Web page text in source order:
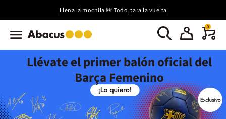
Llena la mochila 🎒 Todo para la vuelta
0
Llévate el primer balón oficial del
Barça Femenino